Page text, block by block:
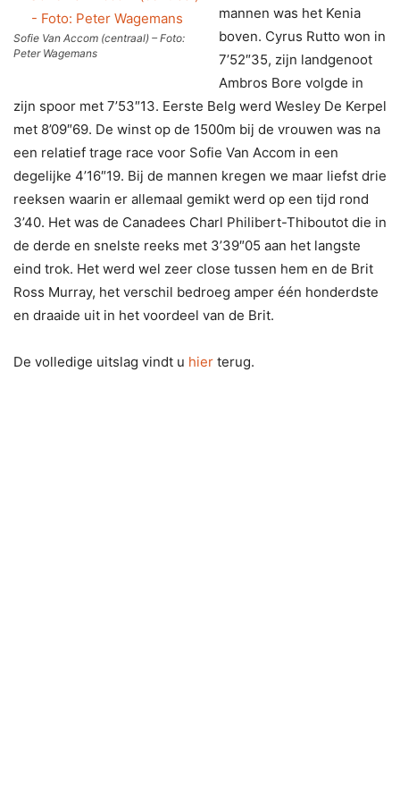
Sofie Van Accom (centraal) – Foto:
Peter Wagemans
mannen was het Kenia
boven. Cyrus Rutto won in
7’52″35, zijn landgenoot
Ambros Bore volgde in
zijn spoor met 7’53″13. Eerste Belg werd Wesley De Kerpel
met 8’09″69. De winst op de 1500m bij de vrouwen was na
een relatief trage race voor Sofie Van Accom in een
degelijke 4’16″19. Bij de mannen kregen we maar liefst drie
reeksen waarin er allemaal gemikt werd op een tijd rond
3’40. Het was de Canadees Charl Philibert-Thiboutot die in
de derde en snelste reeks met 3’39″05 aan het langste
eind trok. Het werd wel zeer close tussen hem en de Brit
Ross Murray, het verschil bedroeg amper één honderdste
en draaide uit in het voordeel van de Brit.
De volledige uitslag vindt u hier terug.